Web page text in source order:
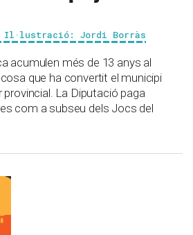
Il·lustració: Jordi Borràs
acumulen més de 13 anys al
que ha convertit el municipi
provincial. La Diputació paga
com a subseu dels Jocs del